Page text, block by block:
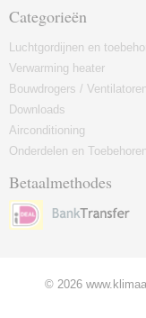
Categorieën
Luchtgordijnen en
Verwarming heater
Bouwdrogers / Ventilatoren
Downloads
Airconditioning
Onderdelen en Toebehoren
Betaalmethodes
© 2026